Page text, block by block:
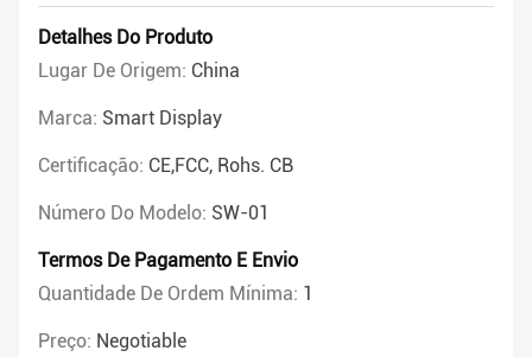
Detalhes Do Produto
Lugar De Origem: China
Marca: Smart Display
Certificação: CE,FCC, Rohs. CB
Número Do Modelo: SW-01
Termos De Pagamento E Envio
Quantidade De Ordem Mínima: 1
Preço: Negotiable